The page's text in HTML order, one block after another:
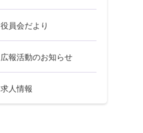
役員会だより
広報活動のお知らせ
求人情報